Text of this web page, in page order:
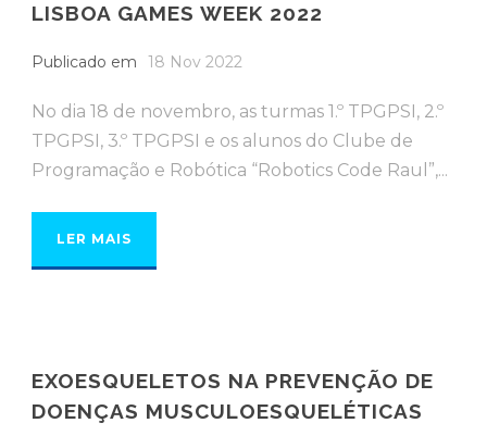
LISBOA GAMES WEEK 2022
Publicado em 18 Nov 2022
No dia 18 de novembro, as turmas 1.º TPGPSI, 2.º
TPGPSI, 3.º TPGPSI e os alunos do Clube de
Programação e Robótica “Robotics Code Raul”,...
LER MAIS
EXOESQUELETOS NA PREVENÇÃO DE
DOENÇAS MUSCULOESQUELÉTICAS